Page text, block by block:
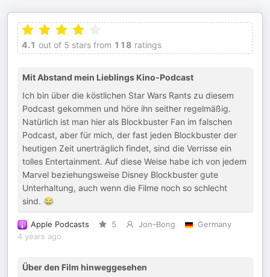
4.1 out of 5 stars from 118 ratings
Mit Abstand mein Lieblings Kino-Podcast
Ich bin über die köstlichen Star Wars Rants zu diesem
Podcast gekommen und höre ihn seither regelmäßig.
Natürlich ist man hier als Blockbuster Fan im falschen
Podcast, aber für mich, der fast jeden Blockbuster der
heutigen Zeit unerträglich findet, sind die Verrisse ein
tolles Entertainment. Auf diese Weise habe ich von jedem
Marvel beziehungsweise Disney Blockbuster gute
Unterhaltung, auch wenn die Filme noch so schlecht
sind. 😂
Apple Podcasts 5 Jon–Bong
Germany
4 years ago
Über den Film hinweggesehen